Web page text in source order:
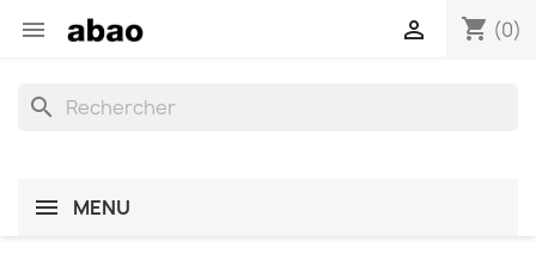
 shopping_cart (0)

search
MENU